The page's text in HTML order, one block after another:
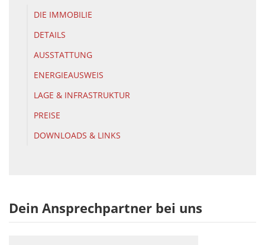
DIE IMMOBILIE
DETAILS
AUSSTATTUNG
ENERGIEAUSWEIS
LAGE & INFRASTRUKTUR
PREISE
DOWNLOADS & LINKS
Dein Ansprechpartner bei uns